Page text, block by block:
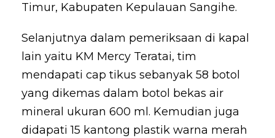
Timur, Kabupaten Kepulauan Sangihe.
Selanjutnya dalam pemeriksaan di kapal
lain yaitu KM Mercy Teratai, tim
mendapati cap tikus sebanyak 58 botol
yang dikemas dalam botol bekas air
mineral ukuran 600 ml. Kemudian juga
didapati 15 kantong plastik warna merah